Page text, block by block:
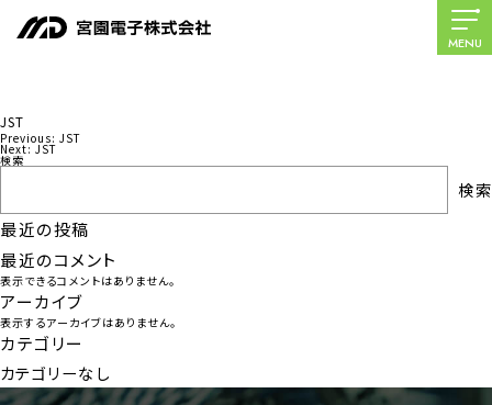
MENU
JST
投
ナ
ビ
ゲ
ー
シ
ョ
ン
Previous: JST
Next: JST
検索
検索
最近の投稿
最近のコメント
表示できるコメントはありません。
アーカイブ
表示するアーカイブはありません。
カテゴリー
カテゴリーなし